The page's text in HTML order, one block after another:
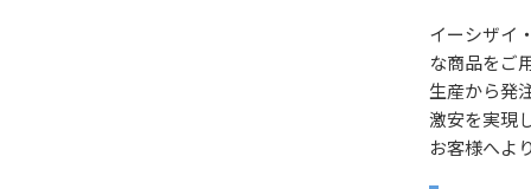
イーシザイ
な商品をご
生産から発
激安を実現
お客様へよ